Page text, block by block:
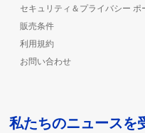
セキュリティ＆プライバシー ポ
販売条件
利用規約
お問い合わせ
私たちのニュースを